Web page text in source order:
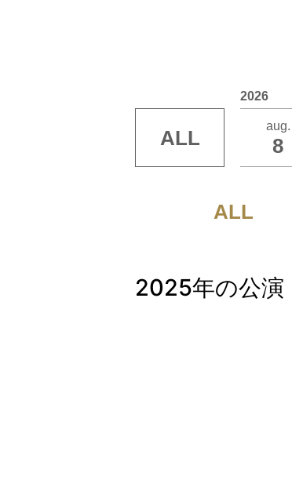
ALL
2026
aug.
8
ALL
2025年の公演